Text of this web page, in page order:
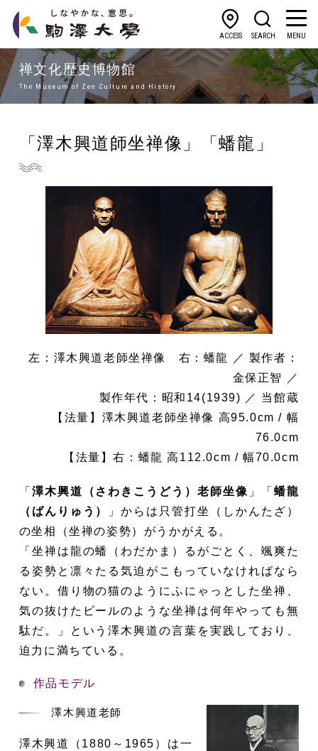
ACCESS SEARCH MENU
禅文化歴史博物館
The Museum of Zen Culture and History
「澤木興道師坐禅像」「蟠龍」
左：澤木興道老師坐禅像 右：蟠龍
／ 製作者：
金保正智 ／
製作年代：昭和14(1939) ／ 当館蔵
【法量】澤木興道老師坐禅像 高95.0cm / 幅
76.0cm
【法量】右：蟠龍 高112.0cm / 幅70.0cm
「 澤木興道（さわきこうどう）老師坐像 」「 蟠龍
（ばんりゅう）
」からは只管打坐（しかんたざ）
の坐相（坐禅の姿勢）がうかがえる。
「坐禅は龍の蟠（わだかま）るがごとく、颯爽た
る姿勢と凛々たる気迫がこもっていなければなら
ない。借り物の猫のようにふにゃっとした坐禅、
気の抜けたビールのような坐禅は何年やっても無
駄だ。」という澤木興道の言葉を実践しており、
迫力に満ちている。
作品モデル
澤木興道老師
澤木興道（1880～1965）は一